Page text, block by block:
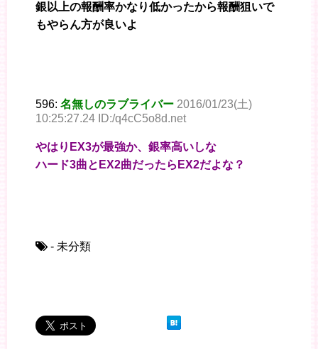
銀以上の報酬率かなり低かったから報酬狙いで
もやらん方が良いよ
596: 名無しのラブライバー 2016/01/23(土)
10:25:27.24 ID:/q4cC5o8d.net
やはりEX3が最強か、銀率高いしな
ハード3曲とEX2曲だったらEX2だよな？
- 未分類